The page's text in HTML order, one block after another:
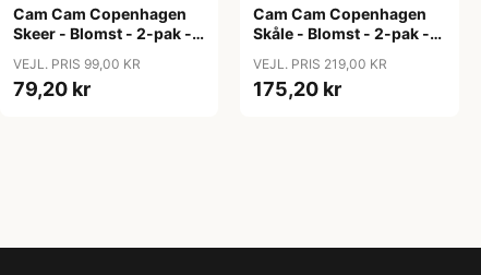
Cam Cam Copenhagen
Skeer - Blomst - 2-pak -
VEJL. PRIS 99,00 KR
79,20 kr
Cam Cam Copenhagen
Skåle - Blomst - 2-pak -
VEJL. PRIS 219,00 KR
175,20 kr